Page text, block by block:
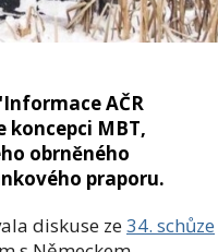
AČR
koncepci MBT,
obrněného
praporu.
diskuse ze34. schůze